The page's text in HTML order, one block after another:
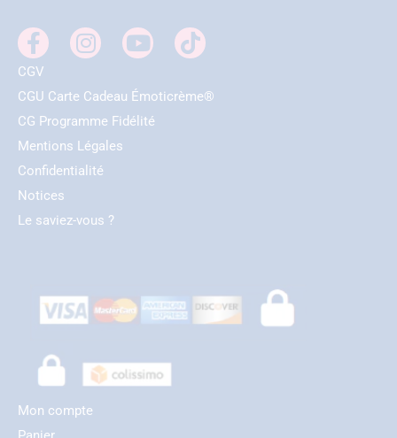
CGV
CGU Carte Cadeau Émoticrème®
CG Programme Fidélité
Mentions Légales
Confidentialité
Notices
Le saviez-vous ?
Mon compte